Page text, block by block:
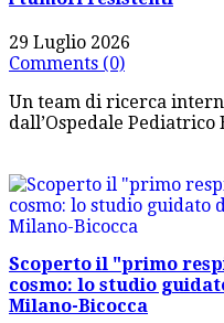
29 Luglio 2026
Comments (0)
Un team di ricerca
dall’Ospedale Pediatrico
Scoperto il "primo
cosmo: lo studio
Milano-Bicocca